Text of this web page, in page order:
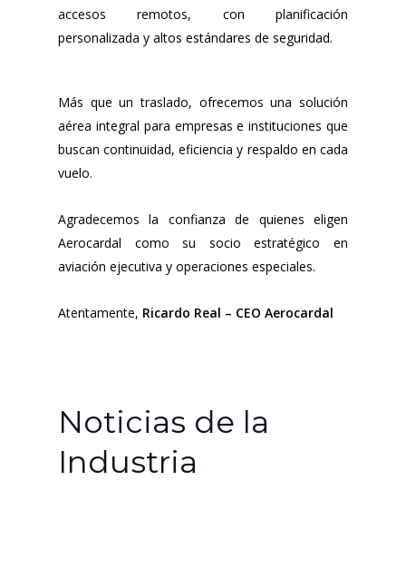
accesos remotos, con planificación
personalizada y altos estándares de seguridad.
Más que un traslado, ofrecemos una solución
aérea integral para empresas e instituciones que
buscan continuidad, eficiencia y respaldo en cada
vuelo.
Agradecemos la confianza de quienes eligen
Aerocardal como su socio estratégico en
aviación ejecutiva y operaciones especiales.
Atentamente, Ricardo Real – CEO Aerocardal
Noticias de la
Industria